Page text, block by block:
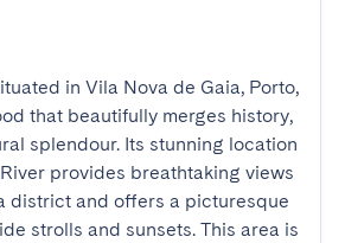
in Vila Nova de Gaia, Porto,
that beautifully merges history,
splendour. Its stunning location
provides breathtaking views
district and offers a picturesque
strolls and sunsets. This area is